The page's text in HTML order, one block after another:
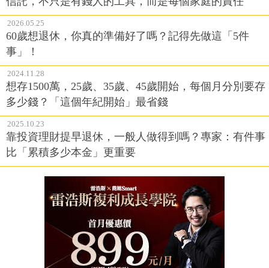
60歲想退休，你真的準備好了嗎？記得先做這「5件
事」！
2024.11.28
想存1500萬，25歲、35歲、45歲開始，每個月分別要存
多少錢？「這個年紀開始」最省錢
2025.10.23
靠投資理財提早退休，一般人做得到嗎？專家：有件事
比「累積多少本金」更重要